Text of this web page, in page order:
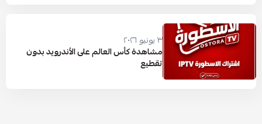
٣ يونيو ٢٠٢٦
مشاهدة كأس العالم على الأندرويد بدون
تقطيع